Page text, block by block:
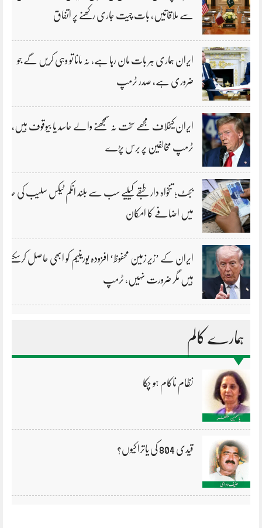
سے ملاقاتیں، بات چیت جاری رکھنے پر اتفاق
ایران ہماری ہر بات مان رہا ہے، نہ مانا تو وہی کریں گے جو
ضروری ہے، صدر ٹرمپ
ایران کیخلاف مجھے سخت نہ سمجھنے والے حاسد یا بیوقوف ہیں،
ٹرمپ مخالفین پر برس پڑے
بجٹ؛ تنخواہ دار طبقے کیلیے سب سے بلند انکم ٹیکس سلیب کی حد
میں اضافے کا امکان
ایران کے ’زیر زمین محفوظ‘ افزودہ یورینیم کو ابھی حاصل کرسکتے
ہیں مگر ضرورت نہیں، ٹرمپ
ہمارے کالم
نظام ناکام ہو چکا
قیدی 804 کی یاترا کیوں؟